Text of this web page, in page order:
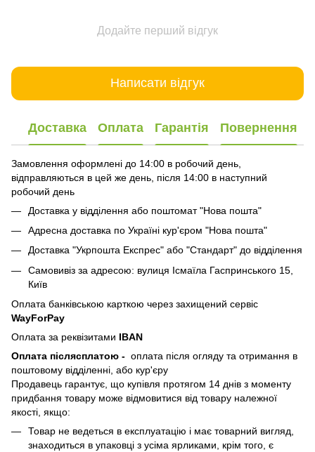
Додайте перший відгук
Написати відгук
Доставка Оплата Гарантія Повернення
Замовлення оформлені до 14:00 в робочий день,
відправляються в цей же день, після 14:00 в наступний
робочий день
Доставка у відділення або поштомат "Нова пошта"
Адресна доставка по Україні кур'єром "Нова пошта"
Доставка "Укрпошта Експрес" або "Стандарт" до відділення
Самовивіз за адресою: вулиця Ісмаїла Гаспринського 15,
Київ
Оплата банківською карткою через захищений сервіс
WayForPay
Оплата за реквізитами IBAN
Оплата післясплатою - оплата після огляду та отримання в
поштовому відділенні, або кур'єру
Продавець гарантує, що купівля протягом 14 днів з моменту
придбання товару може відмовитися від товару належної
якості, якщо:
Товар не ведеться в експлуатацію і має товарний вигляд,
знаходиться в упаковці з усіма ярликами, крім того, є